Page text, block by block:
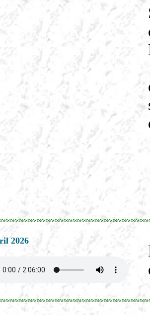
2026